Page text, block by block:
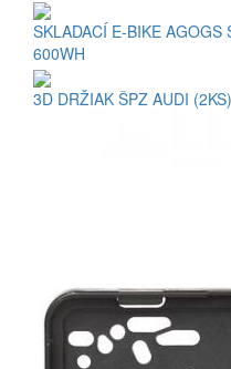
SKLADACÍ E-BIKE AGOGS
600WH
3D DRŽIAK ŠPZ AUDI (2KS)